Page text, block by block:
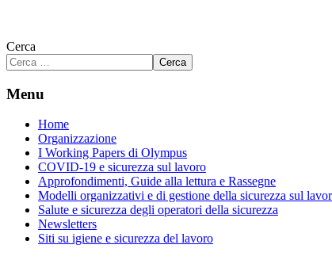
Cerca
Cerca
Menu
Home
Organizzazione
I Working Papers di Olympus
COVID-19 e sicurezza sul lavoro
Approfondimenti, Guide alla lettura e Rassegne
Modelli organizzativi e di gestione della sicurezza sul
Salute e sicurezza degli operatori della sicurezza
Newsletters
Siti su igiene e sicurezza del lavoro